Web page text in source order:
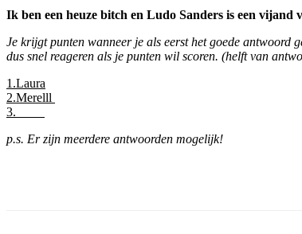
Ik ben een heuze bitch en Ludo Sanders is een
Je krijgt punten wanneer je als eerst het goede antwoord
dus snel reageren als je punten wil scoren. (helft van
1.Laura
2.Merelll
3.
p.s. Er zijn meerdere antwoorden mogelijk!